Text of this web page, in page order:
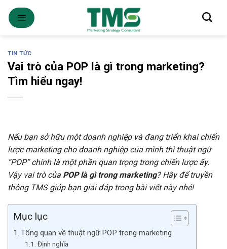
Skip
content
TIN TỨC
Vai trò của POP là gì trong marketing?
Tìm hiểu ngay!
Nếu bạn sở hữu một doanh nghiệp và đang triển khai chiến
lược marketing cho doanh nghiệp của mình thì thuật ngữ
“POP” chính là một phần quan trọng trong chiến lược ấy.
Vậy vai trò của POP là gì trong marketing? Hãy để truyền
thông TMS giúp bạn giải đáp trong bài viết này nhé!
Mục lục
Tổng quan về thuật ngữ POP trong marketing
Định nghĩa